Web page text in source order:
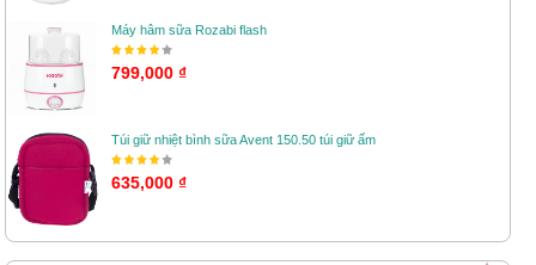
Máy hâm sữa Rozabi flash
799,000 ₫
Túi giữ nhiệt bình sữa Avent 150.50 túi giữ ấm
635,000 ₫